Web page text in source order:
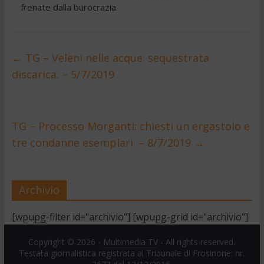
frenate dalla burocrazia.
← TG – Veleni nelle acque: sequestrata
discarica. – 5/7/2019
TG – Processo Morganti: chiesti un ergastolo e
tre condanne esemplari. – 8/7/2019 →
Archivio
[wpupg-filter id="archivio"] [wpupg-grid id="archivio"]
Copyright © 2026 - Multimedia TV - All rights reserved.
Testata giornalistica registrata al Tribunale di Frosinone: nr.